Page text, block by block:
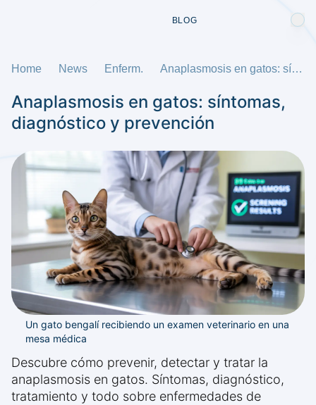
BLOG
Home News Enferm. Anaplasmosis en gatos: síntomas, diagnóstico y prevención
Anaplasmosis en gatos: síntomas,
diagnóstico y prevención
Un gato bengalí recibiendo un examen veterinario en una
mesa médica
Descubre cómo prevenir, detectar y tratar la
anaplasmosis en gatos. Síntomas, diagnóstico,
tratamiento y todo sobre enfermedades de